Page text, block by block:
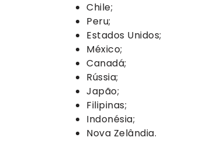
Chile;
Peru;
Estados Unidos;
México;
Canadá;
Rússia;
Japão;
Filipinas;
Indonésia;
Nova Zelândia.